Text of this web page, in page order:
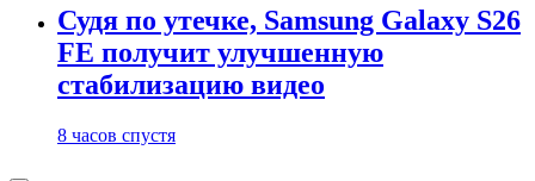
Судя по утечке, Samsung Galaxy S26
FE получит улучшенную
стабилизацию видео
8 часов спустя